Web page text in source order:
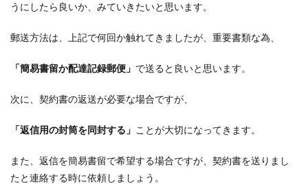
は、なぜ就活には黒髪が良いのでしょうか？それ
うにしたら良いか、みていきたいと思います。
郵送方法は、上記で何回か触れてきましたが、重要書類な為、
「簡易書留か配達記録郵便」 で送ると良いと思います。
次に、契約書の返送が必要な場合ですが、
「返信用の封筒を同封する」 ことが大切になってきます。
また、返信を簡易書留で希望する場合ですが、契約書を送りまし
たと連絡する時に依頼しましょう。